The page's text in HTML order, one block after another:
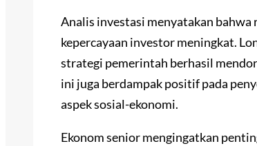
Analis investasi menyatakan
kepercayaan investor meningkat.
strategi pemerintah berhasil
ini juga berdampak positif pada
aspek sosial-ekonomi.
Ekonom senior mengingatkan